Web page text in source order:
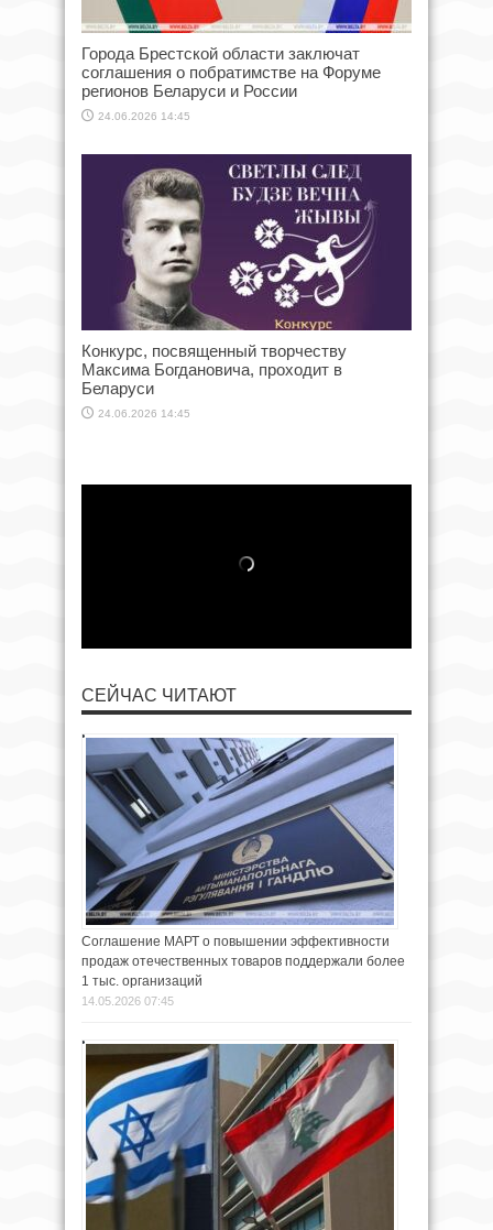
Города Брестской области заключат
соглашения о побратимстве на Форуме
регионов Беларуси и России
24.06.2026 14:45
Конкурс, посвященный творчеству
Максима Богдановича, проходит в
Беларуси
24.06.2026 14:45
СЕЙЧАС ЧИТАЮТ
Соглашение МАРТ о повышении эффективности
продаж отечественных товаров поддержали более
1 тыс. организаций
14.05.2026 07:45